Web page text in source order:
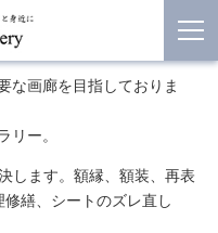
な画廊を目指しておりま
リー。
します。額縁、額装、再表
繕、シートのズレ直し